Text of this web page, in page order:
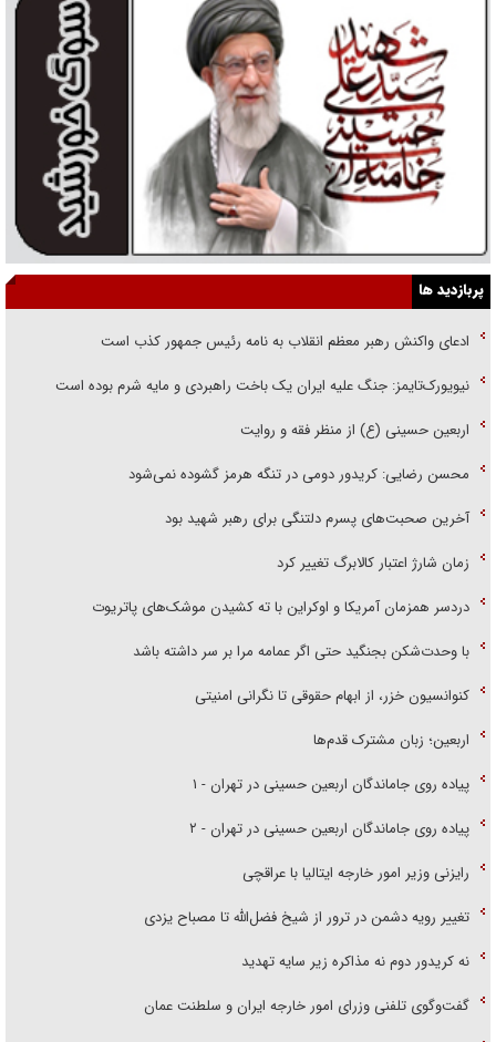
پربازدید ها
ادعای واکنش رهبر معظم انقلاب به نامه رئیس جمهور کذب است
نیویورک‌تایمز: جنگ علیه ایران یک باخت راهبردی و مایه شرم بوده است
اربعین حسینی (ع) از منظر فقه و روایت
محسن رضایی: کریدور دومی در تنگه هرمز گشوده نمی‌شود
آخرین صحبت‌های پسرم دلتنگی برای رهبر شهید بود
زمان شارژ اعتبار کالابرگ تغییر کرد
دردسر همزمان آمریکا و اوکراین با ته کشیدن موشک‌های پاتریوت
با وحدت‌شکن بجنگید حتی اگر عمامه مرا بر سر داشته باشد
کنوانسیون خزر، از ابهام حقوقی تا نگرانی امنیتی
اربعین؛ زبان مشترک قدم‌ها
پیاده روی جاماندگان اربعین حسینی در تهران - ۱
پیاده روی جاماندگان اربعین حسینی در تهران - ۲
رایزنی وزیر امور خارجه ایتالیا با عراقچی
تغییر رویه دشمن در ترور از شیخ فضل‌الله تا مصباح یزدی
نه کریدور دوم نه مذاکره زیر سایه تهدید
گفت‌وگوی تلفنی وزرای امور خارجه ایران و سلطنت عمان